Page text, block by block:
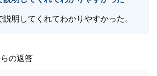
説明してくれてわかりやすかった。
の返答